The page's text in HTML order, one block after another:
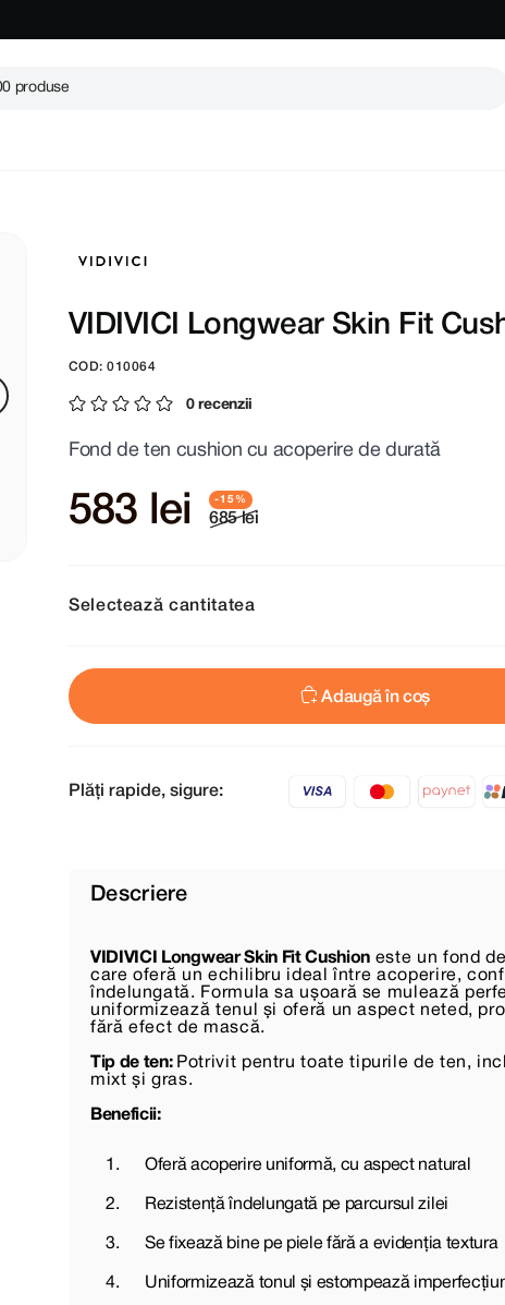
produse
VIDIVICI Longwear Skin Fit
COD: 010064
0 recenzii
Fond de ten cushion cu acoperire de durată
583 lei 685 lei
Selectează cantitatea
Adaugă în coș
Plăți rapide, sigure:
Descriere
VIDIVICI Longwear Skin Fit Cushion este un fond
care oferă un echilibru ideal între acoperire,
îndelungată. Formula sa ușoară se mulează
uniformizează tenul și oferă un aspect neted,
fără efect de mască.
Tip de ten: Potrivit pentru toate tipurile de ten,
mixt și gras.
Beneficii:
Oferă acoperire uniformă, cu aspect natural
Rezistență îndelungată pe parcursul zilei
Se fixează bine pe piele fără a evidenția textura
Uniformizează tonul și estompează